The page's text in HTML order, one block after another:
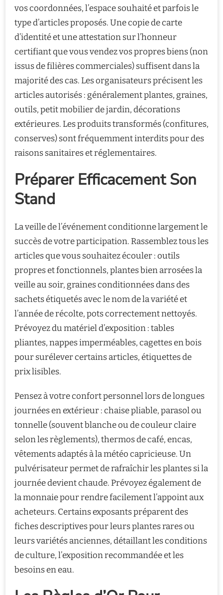
vos coordonnées, l’espace souhaité et parfois le
type d’articles proposés. Une copie de carte
d’identité et une attestation sur l’honneur
certifiant que vous vendez vos propres biens (non
issus de filières commerciales) suffisent dans la
majorité des cas. Les organisateurs précisent les
articles autorisés : généralement plantes, graines,
outils, petit mobilier de jardin, décorations
extérieures. Les produits transformés (confitures,
conserves) sont fréquemment interdits pour des
raisons sanitaires et réglementaires.
Préparer Efficacement Son
Stand
La veille de l’événement conditionne largement le
succès de votre participation. Rassemblez tous les
articles que vous souhaitez écouler : outils
propres et fonctionnels, plantes bien arrosées la
veille au soir, graines conditionnées dans des
sachets étiquetés avec le nom de la variété et
l’année de récolte, pots correctement nettoyés.
Prévoyez du matériel d’exposition : tables
pliantes, nappes imperméables, cagettes en bois
pour surélever certains articles, étiquettes de
prix lisibles.
Pensez à votre confort personnel lors de longues
journées en extérieur : chaise pliable, parasol ou
tonnelle (souvent blanche ou de couleur claire
selon les règlements), thermos de café, encas,
vêtements adaptés à la météo capricieuse. Un
pulvérisateur permet de rafraîchir les plantes si la
journée devient chaude. Prévoyez également de
la monnaie pour rendre facilement l’appoint aux
acheteurs. Certains exposants préparent des
fiches descriptives pour leurs plantes rares ou
leurs variétés anciennes, détaillant les conditions
de culture, l’exposition recommandée et les
besoins en eau.